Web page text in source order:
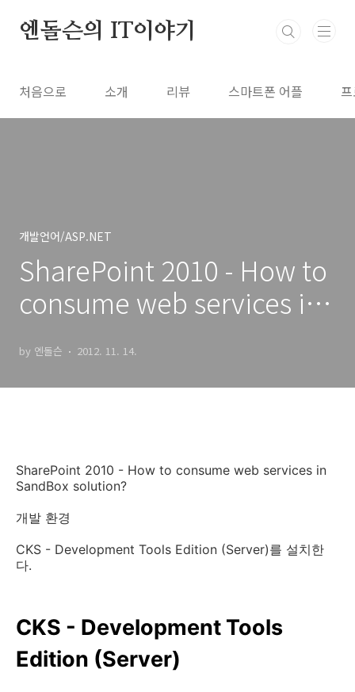
엔돌슨의 IT이야기
처음으로 소개 리뷰 스마트폰 어플
개발언어/ASP.NET
SharePoint 2010 - How to
consume web services in
by 엔돌슨 2012. 11. 14.
SharePoint 2010 - How to consume web services in
SandBox solution?
개발 환경
CKS - Development Tools Edition (Server)를 설치한
다.
CKS - Development Tools
Edition (Server)